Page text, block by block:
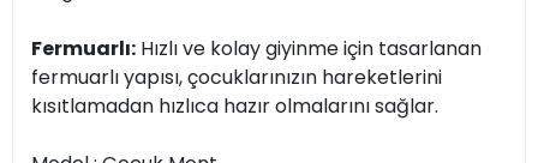
Fermuarlı: Hızlı ve kolay giyinme için tasarlanan
fermuarlı yapısı, çocuklarınızın hareketlerini
kısıtlamadan hızlıca hazır olmalarını sağlar.